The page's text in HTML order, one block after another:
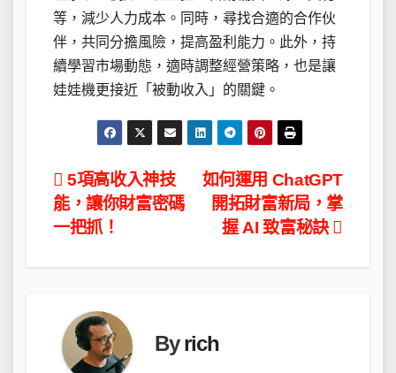
等，減少人力成本。同時，尋找合適的合作伙
伴，共同分擔風險，提高盈利能力。此外，持
續學習市場動態，適時調整經營策略，也是讓
娃娃機更接近「被動收入」的關鍵。
文
章
如何運用 ChatGPT
開拓財富新局，掌
握 AI 致富秘訣
5項高收入神技
能，讓你財富密碼
一把抓！
Byrich